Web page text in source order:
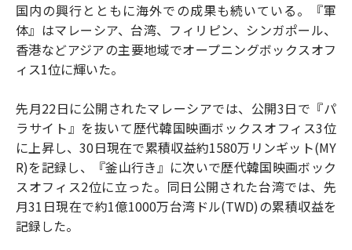
国内の興行とともに海外での成果も続いている。『軍
体』はマレーシア、台湾、フィリピン、シンガポール、
香港などアジアの主要地域でオープニングボックスオフ
ィス1位に輝いた。
先月22日に公開されたマレーシアでは、公開3日で『パ
ラサイト』を抜いて歴代韓国映画ボックスオフィス3位
に上昇し、30日現在で累積収益約1580万リンギット(MY
R)を記録し、『釜山行き』に次いで歴代韓国映画ボック
スオフィス2位に立った。同日公開された台湾では、先
月31日現在で約1億1000万台湾ドル(TWD)の累積収益を
記録した。